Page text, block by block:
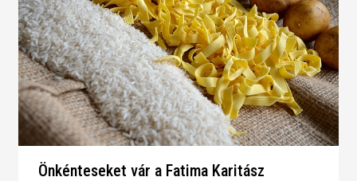
Önkénteseket vár a Fatima Karitász